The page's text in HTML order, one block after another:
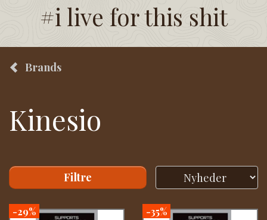
#i live for this shit
Brands
Kinesio
Filtre
-29% -35%